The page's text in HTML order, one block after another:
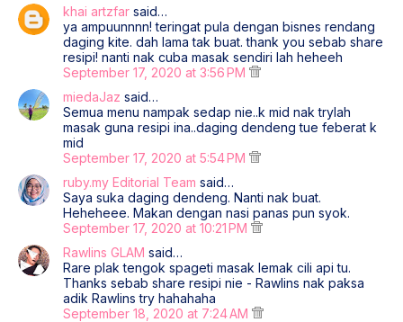
khai artzfar said…
ya ampuunnnn! teringat pula dengan bisnes rendang
daging kite. dah lama tak buat. thank you sebab share
resipi! nanti nak cuba masak sendiri lah heheeh
September 17, 2020 at 3:56 PM
miedaJaz said…
Semua menu nampak sedap nie..k mid nak trylah
masak guna resipi ina..daging dendeng tue feberat k
mid
September 17, 2020 at 5:54 PM
ruby.my Editorial Team said…
Saya suka daging dendeng. Nanti nak buat.
Heheheee. Makan dengan nasi panas pun syok.
September 17, 2020 at 10:21 PM
Rawlins GLAM said…
Rare plak tengok spageti masak lemak cili api tu.
Thanks sebab share resipi nie - Rawlins nak paksa
adik Rawlins try hahahaha
September 18, 2020 at 7:24 AM